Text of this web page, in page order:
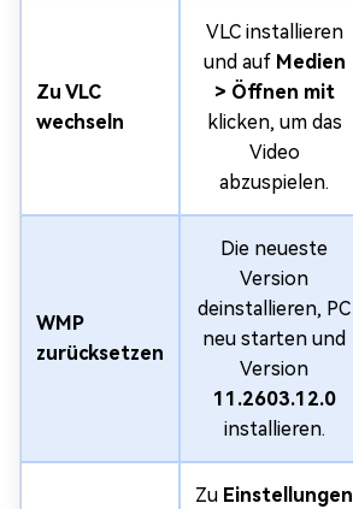
Zu VLC
wechseln
VLC installieren
und auf Medien
> Öffnen mit
klicken, um das
Video
abzuspielen.
WMP
zurücksetzen
Die neueste
Version
deinstallieren, PC
neu starten und
Version
11.2603.12.0
installieren.
Zu Einstellungen